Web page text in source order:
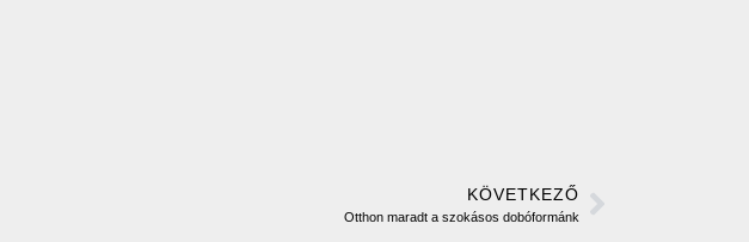
KÖVETKEZŐ
Otthon maradt a szokásos dobóformánk